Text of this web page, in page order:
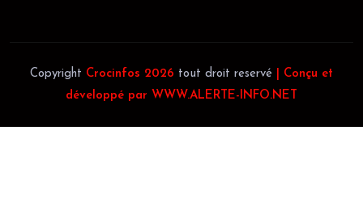
Copyright Crocinfos 2026 tout droit reservé
| Conçu et
développé par WWW.ALERTE-INFO.NET